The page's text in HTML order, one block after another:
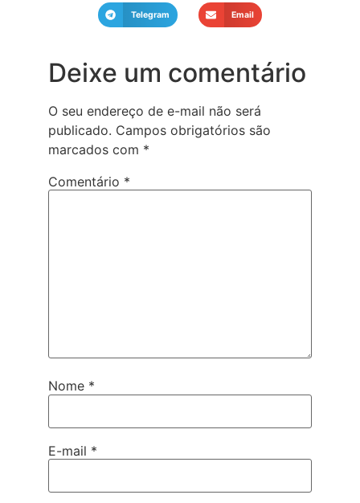
Telegram Email
Deixe um comentário
O seu endereço de e-mail não será
publicado. Campos obrigatórios são
marcados com *
Comentário *
Nome *
E-mail *